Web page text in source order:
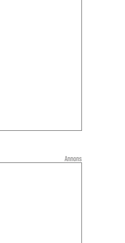
Annons